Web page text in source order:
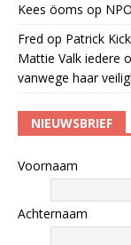
Kees öoms op
Fred op Patrick
Mattie Valk iedere
vanwege haar
NIEUWSBRIEF
Voornaam
Achternaam